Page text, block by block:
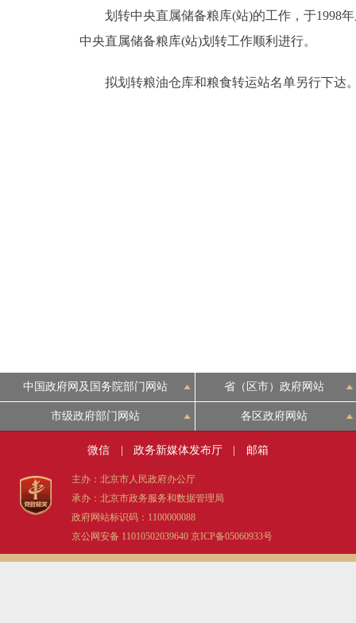
划转中央直属储备粮库(站)的工作，于1998年
中央直属储备粮库(站)划转工作顺利进行。
拟划转粮油仓库和粮食转运站名单另行下达
中国政府网及国务院部门网站 省（区市）政府网站
市级政府部门网站 各区政府网站
微信 政务新媒体发布厅 邮箱
主办：北京市人民政府办公厅
承办：北京市政务服务和数据管理局
政府网站标识码：1100000088
京公网安备 11010502039640 京ICP备05060933号